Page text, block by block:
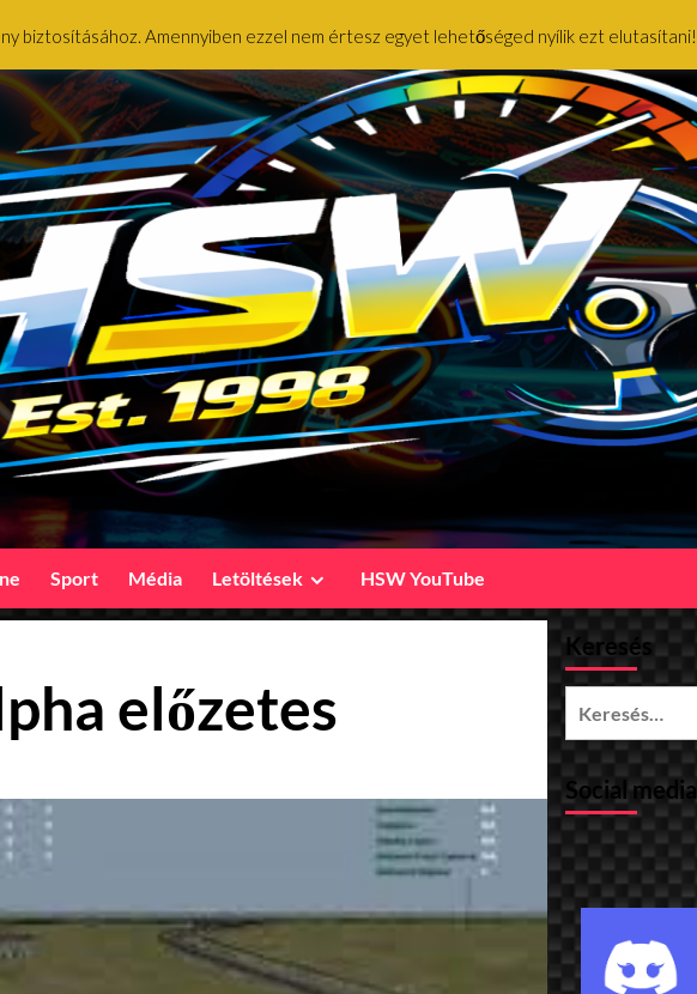
Sport Média Letöltések HSW YouTube
előzetes
Keresés
Social media
biztosításához. Amennyiben ezzel nem értesz egyet lehetőséged nyílik ezt elutasítani!